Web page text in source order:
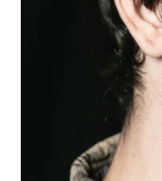
Descargar